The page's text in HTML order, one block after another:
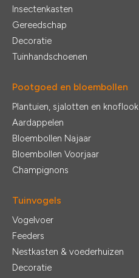
Insectenkasten
Gereedschap
Decoratie
Tuinhandschoenen
Pootgoed en bloembollen
Plantuien, sjalotten en knoflook
Aardappelen
Bloembollen Najaar
Bloembollen Voorjaar
Champignons
Tuinvogels
Vogelvoer
Feeders
Nestkasten & voederhuizen
Decoratie